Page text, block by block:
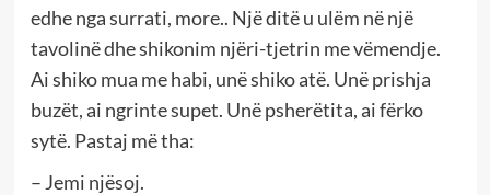
edhe nga surrati, more.. Një ditë u ulëm në një
tavolinë dhe shikonim njëri-tjetrin me vëmendje.
Ai shiko mua me habi, unë shiko atë. Unë prishja
buzët, ai ngrinte supet. Unë psherëtita, ai fërko
sytë. Pastaj më tha:
– Jemi njësoj.